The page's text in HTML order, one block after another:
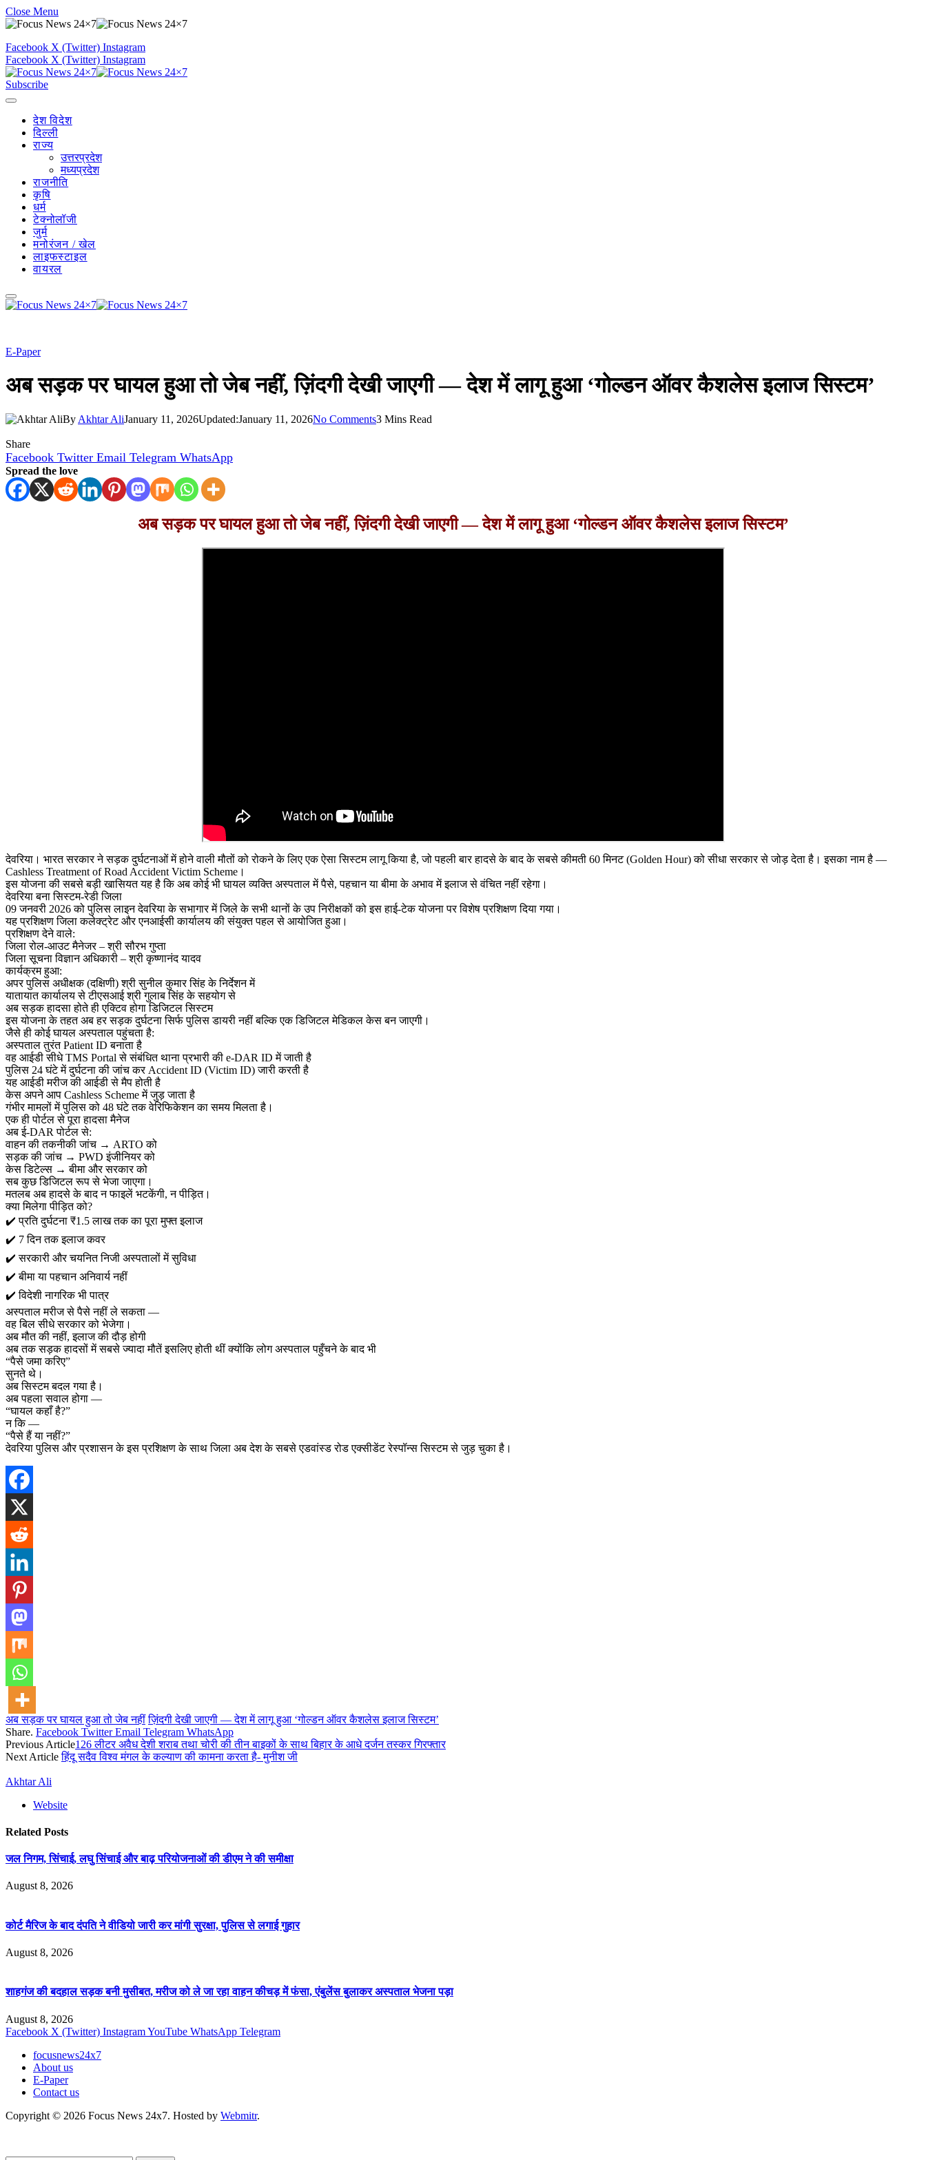
Close Menu
Facebook X (Twitter) Instagram
Facebook X (Twitter) Instagram
Subscribe
देश विदेश
दिल्ली
राज्य
उत्तरप्रदेश
मध्यप्रदेश
राजनीति
कृषि
धर्म
टेक्नोलॉजी
जुर्म
मनोरंजन / खेल
लाइफस्टाइल
वायरल
E-Paper
अब सड़क पर घायल हुआ तो जेब नहीं, ज़िंदगी देखी जाएगी — देश में लागू हुआ ‘गोल्डन ऑवर कैशलेस इलाज सिस्टम’
By Akhtar AliJanuary 11, 2026Updated:January 11, 2026No Comments3 Mins Read
Share
Facebook Twitter Email Telegram WhatsApp
Spread the love
अब सड़क पर घायल हुआ तो जेब नहीं, ज़िंदगी देखी जाएगी — देश में लागू हुआ ‘गोल्डन ऑवर कैशलेस इलाज सिस्टम’
देवरिया। भारत सरकार ने सड़क दुर्घटनाओं में होने वाली मौतों को रोकने के लिए एक ऐसा सिस्टम लागू किया है, जो पहली बार हादसे के बाद के सबसे कीमती 60 मिनट (Golden Hour) को सीधा सरकार से जोड़ देता है। इसका नाम है —
Cashless Treatment of Road Accident Victim Scheme।
इस योजना की सबसे बड़ी खासियत यह है कि अब कोई भी घायल व्यक्ति अस्पताल में पैसे, पहचान या बीमा के अभाव में इलाज से वंचित नहीं रहेगा।
देवरिया बना सिस्टम-रेडी जिला
09 जनवरी 2026 को पुलिस लाइन देवरिया के सभागार में जिले के सभी थानों के उप निरीक्षकों को इस हाई-टेक योजना पर विशेष प्रशिक्षण दिया गया।
यह प्रशिक्षण जिला कलेक्ट्रेट और एनआईसी कार्यालय की संयुक्त पहल से आयोजित हुआ।
प्रशिक्षण देने वाले:
जिला रोल-आउट मैनेजर – श्री सौरभ गुप्ता
जिला सूचना विज्ञान अधिकारी – श्री कृष्णानंद यादव
कार्यक्रम हुआ:
अपर पुलिस अधीक्षक (दक्षिणी) श्री सुनील कुमार सिंह के निर्देशन में
यातायात कार्यालय से टीएसआई श्री गुलाब सिंह के सहयोग से
अब सड़क हादसा होते ही एक्टिव होगा डिजिटल सिस्टम
इस योजना के तहत अब हर सड़क दुर्घटना सिर्फ पुलिस डायरी नहीं बल्कि एक डिजिटल मेडिकल केस बन जाएगी।
जैसे ही कोई घायल अस्पताल पहुंचता है:
अस्पताल तुरंत Patient ID बनाता है
वह आईडी सीधे TMS Portal से संबंधित थाना प्रभारी की e-DAR ID में जाती है
पुलिस 24 घंटे में दुर्घटना की जांच कर Accident ID (Victim ID) जारी करती है
यह आईडी मरीज की आईडी से मैप होती है
केस अपने आप Cashless Scheme में जुड़ जाता है
गंभीर मामलों में पुलिस को 48 घंटे तक वेरिफिकेशन का समय मिलता है।
एक ही पोर्टल से पूरा हादसा मैनेज
अब ई-DAR पोर्टल से:
वाहन की तकनीकी जांच → ARTO को
सड़क की जांच → PWD इंजीनियर को
केस डिटेल्स → बीमा और सरकार को
सब कुछ डिजिटल रूप से भेजा जाएगा।
मतलब अब हादसे के बाद न फाइलें भटकेंगी, न पीड़ित।
क्या मिलेगा पीड़ित को?
✔️ प्रति दुर्घटना ₹1.5 लाख तक का पूरा मुफ्त इलाज
✔️ 7 दिन तक इलाज कवर
✔️ सरकारी और चयनित निजी अस्पतालों में सुविधा
✔️ बीमा या पहचान अनिवार्य नहीं
✔️ विदेशी नागरिक भी पात्र
अस्पताल मरीज से पैसे नहीं ले सकता —
वह बिल सीधे सरकार को भेजेगा।
अब मौत की नहीं, इलाज की दौड़ होगी
अब तक सड़क हादसों में सबसे ज्यादा मौतें इसलिए होती थीं क्योंकि लोग अस्पताल पहुँचने के बाद भी
“पैसे जमा करिए”
सुनते थे।
अब सिस्टम बदल गया है।
अब पहला सवाल होगा —
“घायल कहाँ है?”
न कि —
“पैसे हैं या नहीं?”
देवरिया पुलिस और प्रशासन के इस प्रशिक्षण के साथ जिला अब देश के सबसे एडवांस्ड रोड एक्सीडेंट रेस्पॉन्स सिस्टम से जुड़ चुका है।
अब सड़क पर घायल हुआ तो जेब नहीं ज़िंदगी देखी जाएगी — देश में लागू हुआ ‘गोल्डन ऑवर कैशलेस इलाज सिस्टम’
Share. Facebook Twitter Email Telegram WhatsApp
Previous Article126 लीटर अवैध देशी शराब तथा चोरी की तीन बाइकों के साथ बिहार के आधे दर्जन तस्कर गिरफ्तार
Next Articleहिंदू सदैव विश्व मंगल के कल्याण की कामना करता है- मुनीश जी
Akhtar Ali
Website
Related Posts
जल निगम, सिंचाई, लघु सिंचाई और बाढ़ परियोजनाओं की डीएम ने की समीक्षा
August 8, 2026
कोर्ट मैरिज के बाद दंपति ने वीडियो जारी कर मांगी सुरक्षा, पुलिस से लगाई गुहार
August 8, 2026
शाहगंज की बदहाल सड़क बनी मुसीबत, मरीज को ले जा रहा वाहन कीचड़ में फंसा, एंबुलेंस बुलाकर अस्पताल भेजना पड़ा
August 8, 2026
Facebook X (Twitter) InstagramYouTube WhatsApp Telegram
focusnews24x7
About us
E-Paper
Contact us
Copyright © 2026 Focus News 24x7. Hosted by Webmitr.